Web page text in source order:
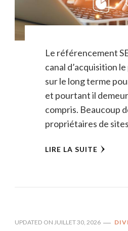
Le référencement
canal d’acquisition
sur le long terme
et pourtant il
compris. Beaucoup
propriétaires de
LIRE LA SUITE
UPDATED ON JUILLET 30, 2026